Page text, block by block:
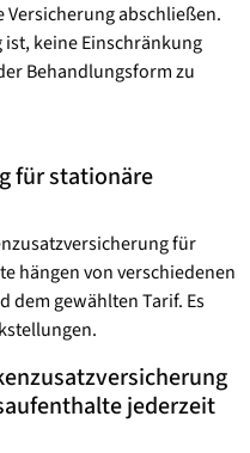
abschließen.
keine Einschränkung
Behandlungsform zu
für stationäre
für
hängen von verschiedenen
dem gewählten Tarif. Es
jederzeit